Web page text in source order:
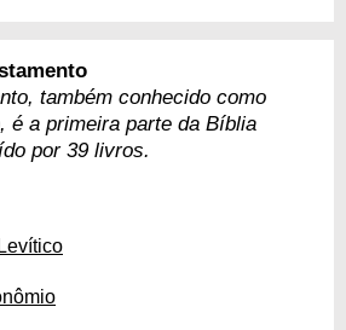
também conhecido como
é a primeira parte da Bíblia
por 39 livros.
Levítico